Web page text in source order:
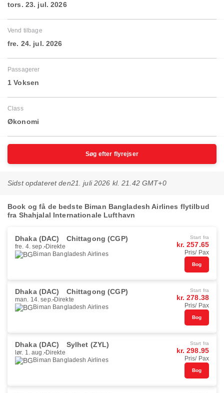
tors. 23. jul. 2026
Vend tilbage
fre. 24. jul. 2026
Passagerer
1 Voksen
Class
Økonomi
Søg efter flyrejser
Sidst opdateret den21. juli 2026 kl. 21.42 GMT+0
Book og få de bedste Biman Bangladesh Airlines flytilbud
fra Shahjalal Internationale Lufthavn
Dhaka (DAC) Chittagong (CGP)
fre. 4. sep. Direkte
Biman Bangladesh Airlines
Start fra
kr. 257.65
Pris/ Pax
Bog
Dhaka (DAC) Chittagong (CGP)
man. 14. sep. Direkte
Biman Bangladesh Airlines
Start fra
kr. 278.38
Pris/ Pax
Bog
Dhaka (DAC) Sylhet (ZYL)
lør. 1. aug. Direkte
Biman Bangladesh Airlines
Start fra
kr. 298.95
Pris/ Pax
Bog